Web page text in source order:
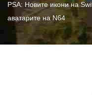
PSA: Новите икони на
аватарите на N64